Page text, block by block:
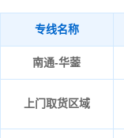
专线名称
南通-华蓥
上门取货区域